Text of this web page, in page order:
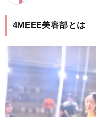
4MEEE美容部とは